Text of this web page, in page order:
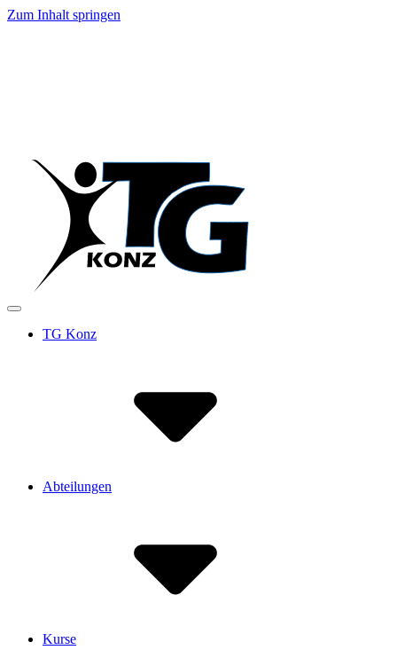
Zum Inhalt springen
TG Konz
Abteilungen
Kurse